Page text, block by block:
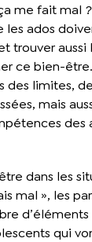
me fait mal
ados
trouver aussi
ce bien-
des limites,
mais
des
dans les
mal », les
qui